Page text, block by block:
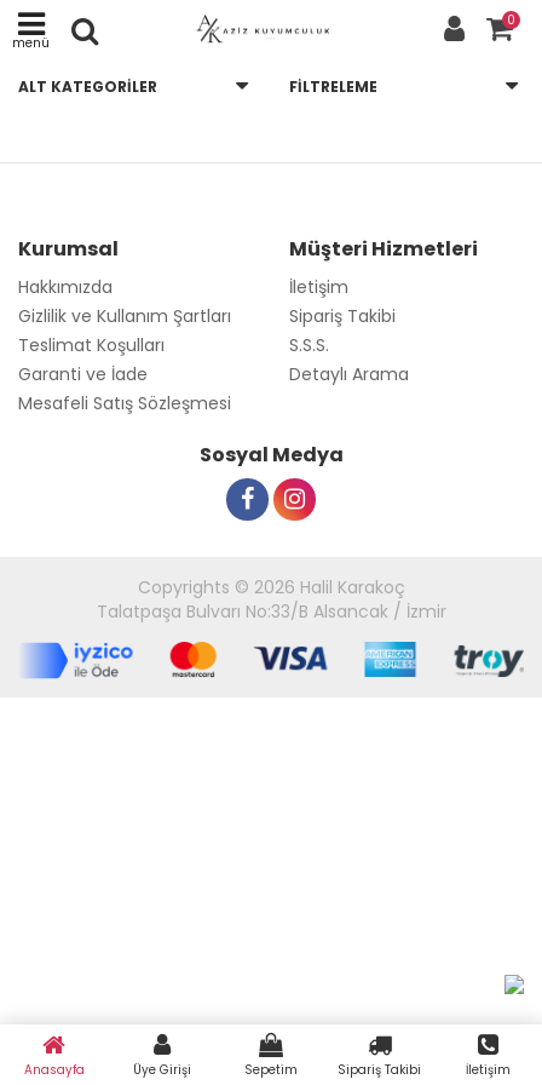
menü
0
ALT KATEGORILER FILTRELEME
Kurumsal
Hakkımızda
Gizlilik ve Kullanım Şartları
Teslimat Koşulları
Garanti ve İade
Mesafeli Satış Sözleşmesi
Müşteri Hizmetleri
İletişim
Sipariş Takibi
S.S.S.
Detaylı Arama
Sosyal Medya
Copyrights © 2026 Halil Karakoç
Talatpaşa Bulvarı No:33/B Alsancak / İzmir
Anasayfa Üye Girişi Sepetim Sipariş Takibi İletişim